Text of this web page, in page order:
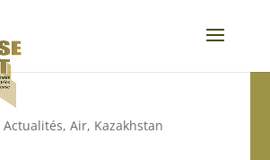
Actualités, Air, Kazakhstan